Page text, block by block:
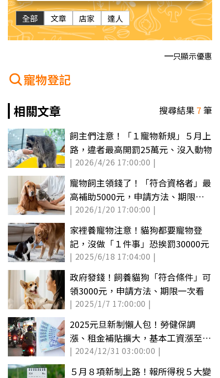
全部 文章 店家 達人
只顯示優惠
寵物登記
相關文章
搜尋結果7筆
飼主們注意！「１寵物新規」５月上
路，違者最高開罰25萬元、沒入動物
| 2026/4/26 17:00:00 |
寵物飼主領錢了！「符合資格者」最
高補助5000元，申請方法、期限一
次看
| 2026/1/20 17:00:00 |
家裡養寵物注意！貓狗都要寵物登
記，沒做「１件事」恐挨罰30000元
| 2025/6/18 17:04:00 |
政府發錢！飼養貓狗「符合條件」可
領3000元，申請方法、期限一次看
| 2025/1/7 17:00:00 |
2025元旦新制懶人包！勞健保調
漲、租金補貼擴大，基本工資漲至
28590元
| 2024/12/31 03:00:00 |
５月８項新制上路！報所得稅５大變